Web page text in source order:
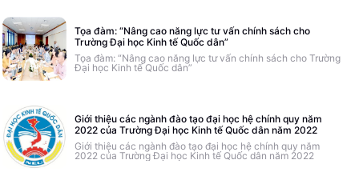
Tọa đàm: “Nâng cao năng lực tư vấn chính sách cho
Trường Đại học Kinh tế Quốc dân”
Tọa đàm: “Nâng cao năng lực tư vấn chính sách cho Trường
Đại học Kinh tế Quốc dân”
Giới thiệu các ngành đào tạo đại học hệ chính quy năm
2022 của Trường Đại học Kinh tế Quốc dân năm 2022
Giới thiệu các ngành đào tạo đại học hệ chính quy năm
2022 của Trường Đại học Kinh tế Quốc dân năm 2022